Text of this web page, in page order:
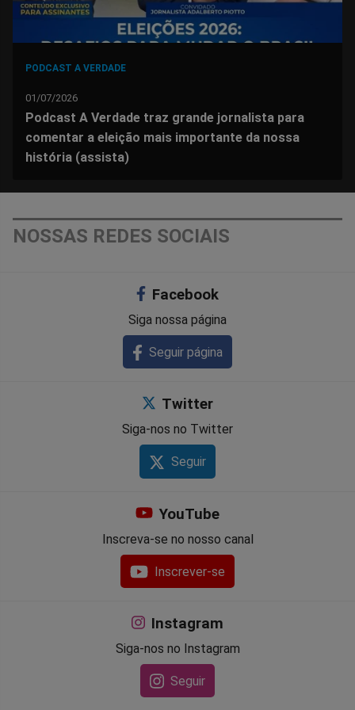
PODCAST A VERDADE
01/07/2026
Podcast A Verdade traz grande jornalista para
comentar a eleição mais importante da nossa
história (assista)
NOSSAS REDES SOCIAIS
Facebook
Siga nossa página
Seguir página
Twitter
Siga-nos no Twitter
Seguir
YouTube
Inscreva-se no nosso canal
Inscrever-se
Instagram
Siga-nos no Instagram
Seguir